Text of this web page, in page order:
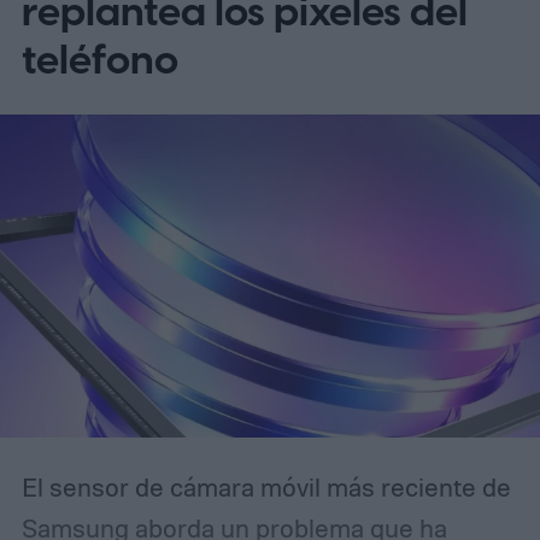
replantea los pixeles del
teléfono
El sensor de cámara móvil más reciente de
Samsung aborda un problema que ha